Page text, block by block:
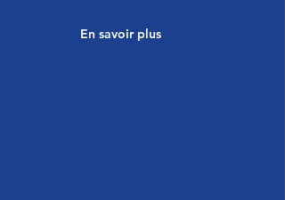
En savoir plus